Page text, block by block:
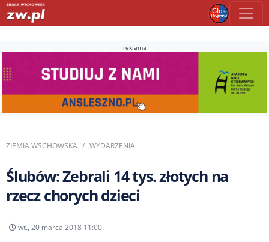
reklama
ZIEMIA WSCHOWSKA WYDARZENIA
Ślubów: Zebrali 14 tys. złotych na
rzecz chorych dzieci
wt., 20 marca 2018 11:00